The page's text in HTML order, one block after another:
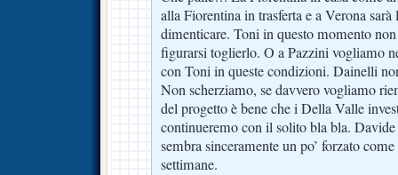
alla Fiorentina in trasferta e a Verona sarà
dimenticare. Toni in questo momento
figurarsi toglierlo. O a Pazzini vogliamo
con Toni in queste condizioni. Dainelli
Non scherziamo, se davvero vogliamo
del progetto è bene che i Della Valle
continueremo con il solito bla bla.
sembra sinceramente un po’ forzato
settimane.